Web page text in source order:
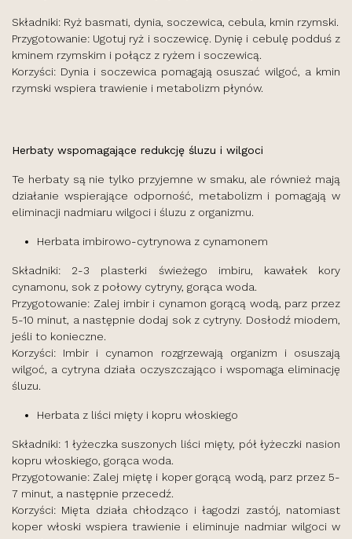
Składniki: Ryż basmati, dynia, soczewica, cebula, kmin rzymski.
Przygotowanie: Ugotuj ryż i soczewicę. Dynię i cebulę podduś z
kminem rzymskim i połącz z ryżem i soczewicą.
Korzyści: Dynia i soczewica pomagają osuszać wilgoć, a kmin
rzymski wspiera trawienie i metabolizm płynów.
Herbaty wspomagające redukcję śluzu i wilgoci
Te herbaty są nie tylko przyjemne w smaku, ale również mają
działanie wspierające odporność, metabolizm i pomagają w
eliminacji nadmiaru wilgoci i śluzu z organizmu.
Herbata imbirowo-cytrynowa z cynamonem
Składniki: 2-3 plasterki świeżego imbiru, kawałek kory
cynamonu, sok z połowy cytryny, gorąca woda.
Przygotowanie: Zalej imbir i cynamon gorącą wodą, parz przez
5-10 minut, a następnie dodaj sok z cytryny. Dosłodź miodem,
jeśli to konieczne.
Korzyści: Imbir i cynamon rozgrzewają organizm i osuszają
wilgoć, a cytryna działa oczyszczająco i wspomaga eliminację
śluzu.
Herbata z liści mięty i kopru włoskiego
Składniki: 1 łyżeczka suszonych liści mięty, pół łyżeczki nasion
kopru włoskiego, gorąca woda.
Przygotowanie: Zalej miętę i koper gorącą wodą, parz przez 5-
7 minut, a następnie przecedź.
Korzyści: Mięta działa chłodząco i łagodzi zastój, natomiast
koper włoski wspiera trawienie i eliminuje nadmiar wilgoci w